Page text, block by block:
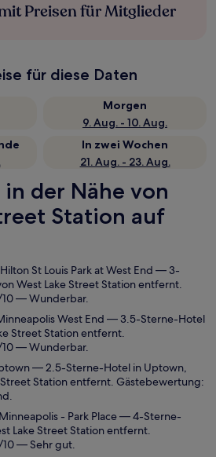
Preisen für Mitglieder
für diese Daten
Morgen
9. Aug. - 10. Aug.
In zwei Wochen
21. Aug. - 23. Aug.
in der Nähe von
Station auf
St Louis Park at West End — 3-
West Lake Street Station entfernt.
— Wunderbar.
West End — 3.5-Sterne-Hotel
Street Station entfernt.
— Wunderbar.
— 2.5-Sterne-Hotel in Uptown,
Street Station entfernt. Gästebewertung:
- Park Place— 4-Sterne-
Lake Street Station entfernt.
— Sehr gut.